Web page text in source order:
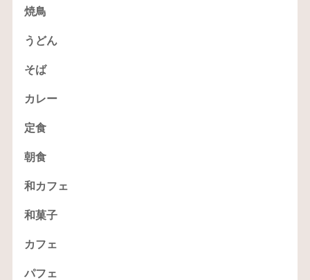
焼鳥
うどん
そば
カレー
定食
朝食
和カフェ
和菓子
カフェ
パフェ